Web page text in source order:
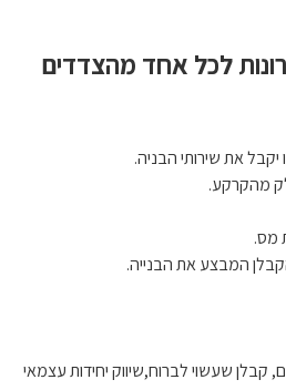
לכל אחד מהצדדים
את שירותי הבניה.
מהקרקע.
מס.
המבצע את הבנייה.
קבלן שעשוי לברוח,שיווק יחידות עצמאי